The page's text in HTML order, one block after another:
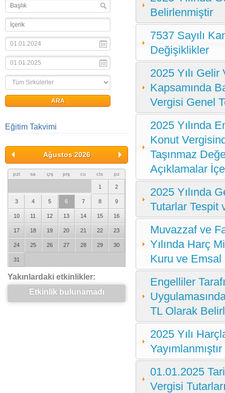
Eğitim Takvimi
Ağustos 2026
pzt sa çrş prş cu cts pz
1 2
3 4 5 6 7 8 9
10 11 12 13 14 15 16
17 18 19 20 21 22 23
24 25 26 27 28 29 30
31
Yakınlardaki etkinlikler:
Etkinlik bulunamadı
Belirlenmiştir
7537 Sayılı
Değişiklikler
2025 Yılı
Kapsamında
Vergisi Genel
2025 Yılında
Konut
Taşınmaz
Açıklamalar
2025 Yılında
Tutarlar Tespit
Muvazzaf ve
Yılında Harç
Kuru ve Emsal
Engelliler
TL Olarak
2025 Yılı
Yayımlanmıştır
01.01.2025
Vergisi